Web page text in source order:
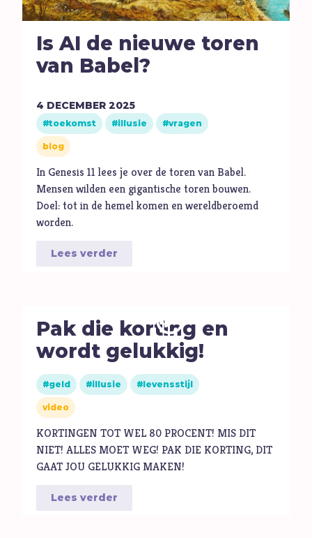
Hoop
Inspiratie
Islam
Jezus
Jodendom
Kerst
Keuzes
Kwetsbaarheid
Maatschappij
Media
Oorlog
Pinksteren
Pijn
Pinksteren
Porno
Is AI de nieuwe toren
van Babel?
4 DECEMBER 2025
toekomst illusie vragen
blog
In Genesis 11 lees je over de toren van Babel.
Mensen wilden een gigantische toren bouwen.
Doel: tot in de hemel komen en wereldberoemd
worden.
Lees verder
Pak die korting en
wordt gelukkig!
geld illusie levensstijl
video
KORTINGEN TOT WEL 80 PROCENT! MIS DIT
NIET! ALLES MOET WEG! PAK DIE KORTING, DIT
GAAT JOU GELUKKIG MAKEN!
Lees verder